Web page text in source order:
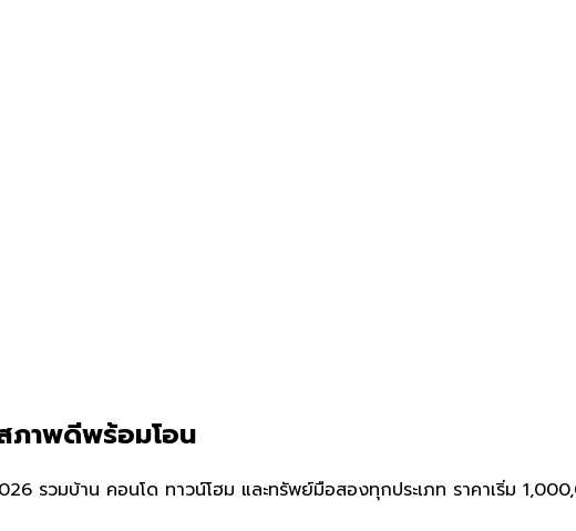
ภาพดีพร้อมโอน
รวมบ้าน คอนโด ทาวน์โฮม และทรัพย์มือสองทุกประเภท ราคาเริ่ม